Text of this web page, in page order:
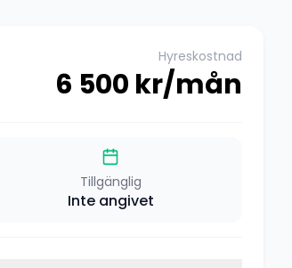
Hyreskostnad
6 500 kr/mån
Tillgänglig
Inte angivet